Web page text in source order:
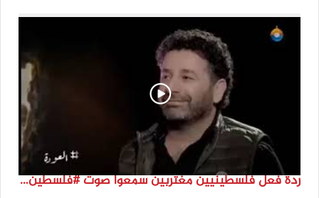
ردة فعل فلسطينيين مغتربين سمعوا صوت #فلسطين لأول مرة #نتماء2022 #القدس_موعدنا #النكبة74